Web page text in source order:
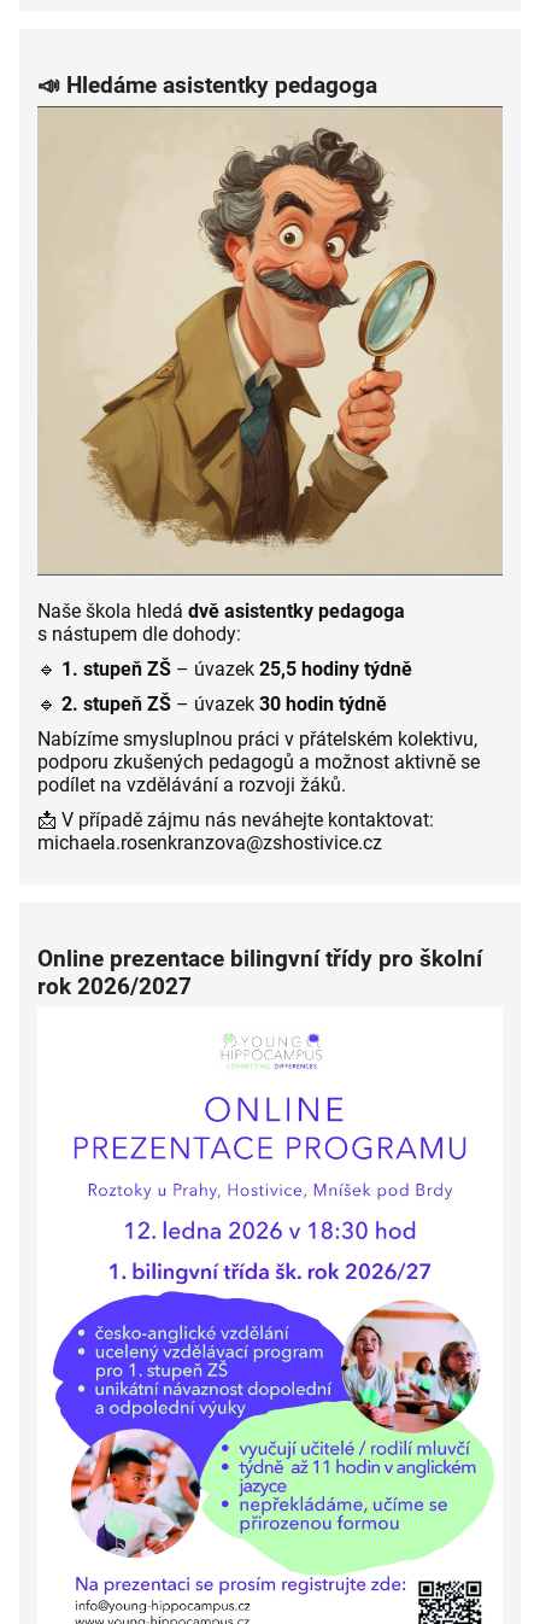
📣 Hledáme asistentky pedagoga
Naše škola hledá dvě asistentky pedagoga
s nástupem dle dohody:
🔹 1. stupeň ZŠ – úvazek 25,5 hodiny týdně
🔹 2. stupeň ZŠ – úvazek 30 hodin týdně
Nabízíme smysluplnou práci v přátelském kolektivu,
podporu zkušených pedagogů a možnost aktivně se
podílet na vzdělávání a rozvoji žáků.
📩 V případě zájmu nás neváhejte kontaktovat:
michaela.rosenkranzova@zshostivice.cz
Online prezentace bilingvní třídy pro školní
rok 2026/2027